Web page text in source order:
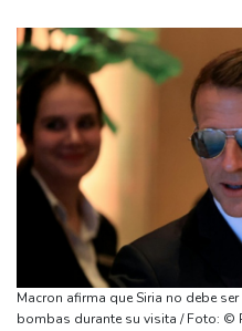
general de EEUU
Muere el productor William
"Ray of Light"
Los rebeldes hutíes
ataques en una región
La OMS propone probar en
otra cepa del ébola
Arabia Saudita, Pakistán y
en medio de la tensión con
México y Perú restablecen
Macron afirma que Siria no debe
bombas durante su visita / Foto: ©